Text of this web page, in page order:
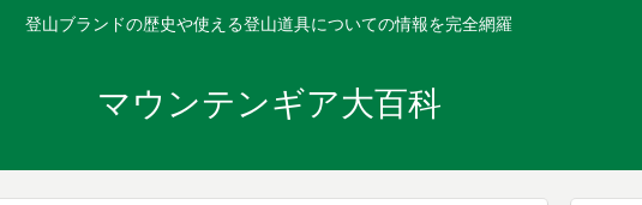
登山ブランドの歴史や使える登山道具についての情報を完全網羅
マウンテンギア大百科